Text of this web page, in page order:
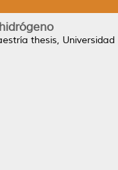
thesis, Universidad